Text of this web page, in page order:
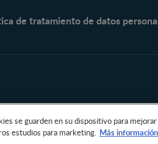
Herramientas
Nombres para tu bebé
de tratamiento de datos
se guarden en su dispositivo para mejorar
estudios para marketing. Más información